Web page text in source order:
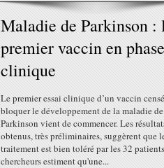
Maladie de Parkinson :
premier vaccin en phase
clinique
Le premier essai clinique d’un vaccin censé
bloquer le développement de la maladie de
Parkinson vient de commencer. Les
obtenus, très préliminaires, suggèrent que
traitement est bien toléré par les 32
chercheurs estiment qu'une...